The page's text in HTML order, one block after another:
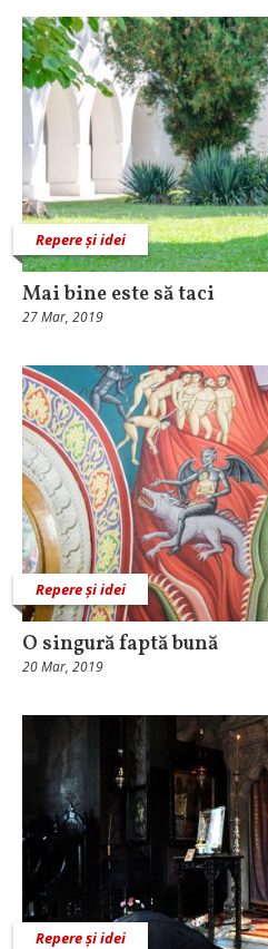
Repere și idei
Mai bine este să taci
27 Mar, 2019
Repere și idei
O singură faptă bună
20 Mar, 2019
Repere și idei